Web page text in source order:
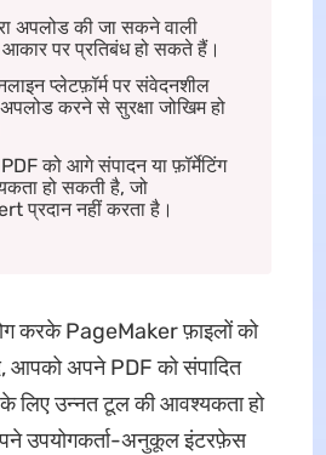
अपलोड की जा सकने वाली
पर प्रतिबंध हो सकते हैं।
प्लेटफ़ॉर्म पर संवेदनशील
करने से सुरक्षा जोखिम हो
PDF को आगे संपादन या फ़ॉर्मेटिंग
हो सकती है, जो
प्रदान नहीं करता है।
करके PageMaker फ़ाइलों को
आपको अपने PDF को संपादित
लिए उन्नत टूल की आवश्यकता हो
उपयोगकर्ता-अनुकूल इंटरफ़ेस